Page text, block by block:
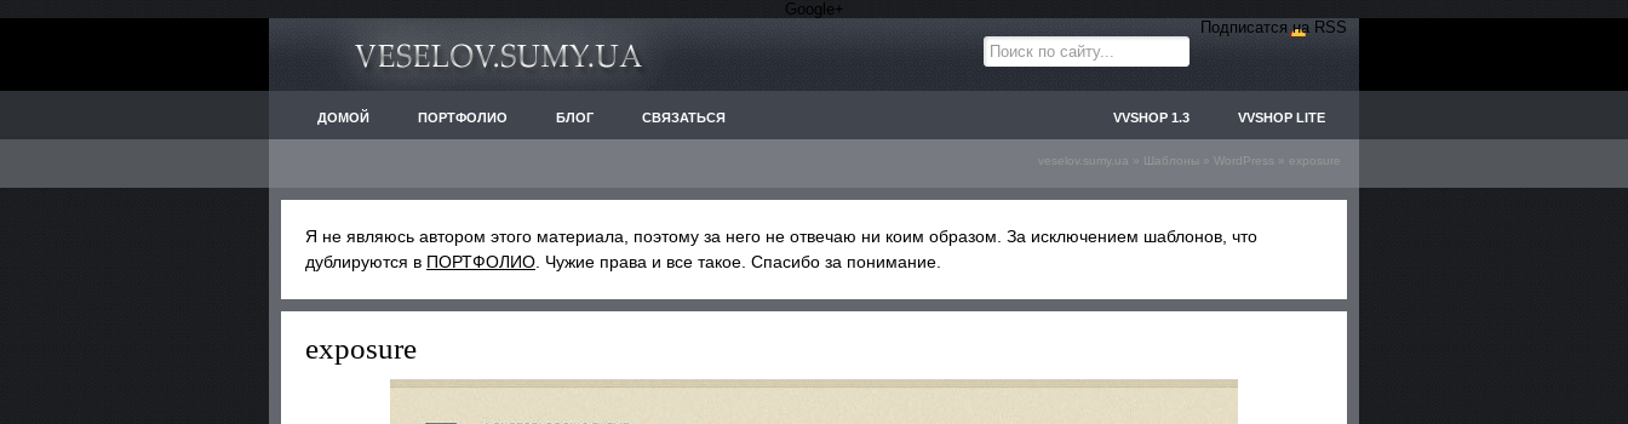
Google+
Подписатся на RSS
ДОМОЙ ПОРТФОЛИО БЛОГ СВЯЗАТЬСЯ VVSHOP 1.3 VVSHOP LITE
veselov.sumy.ua » Шаблоны » WordPress » exposure
Я не являюсь автором этого материала, поэтому за него не отвечаю ни коим образом. За исключением шаблонов, что
дублируются в ПОРТФОЛИО . Чужие права и все такое. Спасибо за понимание.
exposure